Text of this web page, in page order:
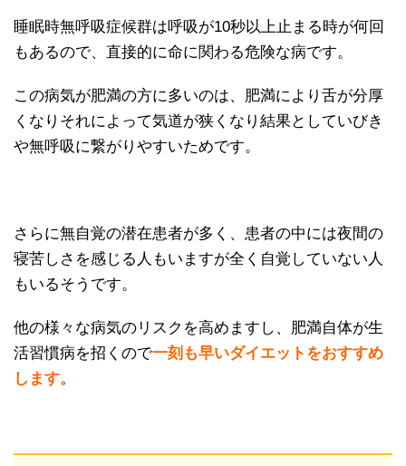
睡眠時無呼吸症候群は呼吸が10秒以上止まる時が何回
もあるので、直接的に命に関わる危険な病です。
この病気が肥満の方に多いのは、肥満により舌が分厚
くなりそれによって気道が狭くなり結果としていびき
や無呼吸に繋がりやすいためです。
さらに無自覚の潜在患者が多く、患者の中には夜間の
寝苦しさを感じる人もいますが全く自覚していない人
もいるそうです。
他の様々な病気のリスクを高めますし、肥満自体が生
活習慣病を招くので一刻も早いダイエットをおすすめ
します。